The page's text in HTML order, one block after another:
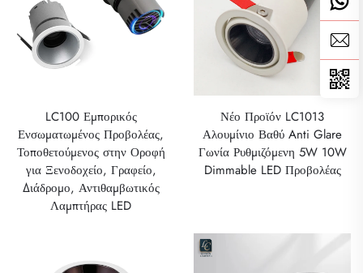
LC100 Εμπορικός
Ενσωματωμένος Προβολέας,
Τοποθετούμενος στην Οροφή
για Ξενοδοχείο, Γραφείο,
Διάδρομο, Αντιθαμβωτικός
Λαμπτήρας LED
Νέο Προϊόν LC1013
Αλουμίνιο Βαθύ Anti Glare
Γωνία Ρυθμιζόμενη 5W 10W
Dimmable LED Προβολέας